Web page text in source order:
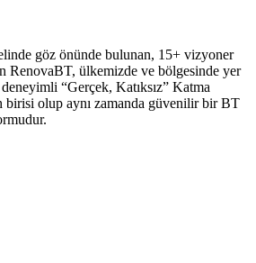
göz önünde bulunan, 15+ vizyoner
RenovaBT, ülkemizde ve bölgesinde yer
“Gerçek, Katıksız” Katma
olup aynı zamanda güvenilir bir BT